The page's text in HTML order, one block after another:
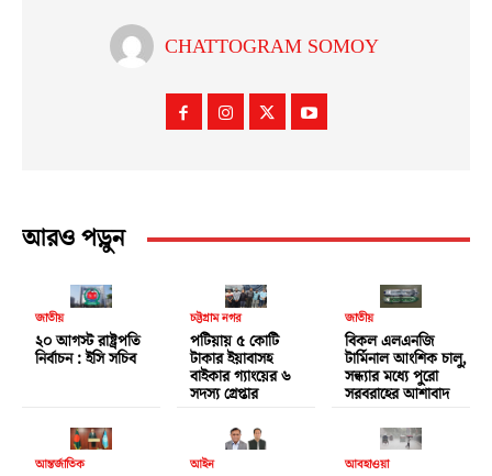
CHATTOGRAM SOMOY
আরও পড়ুন
জাতীয়
২০ আগস্ট রাষ্ট্রপতি
নির্বাচন : ইসি সচিব
চট্টগ্রাম নগর
পটিয়ায় ৫ কোটি
টাকার ইয়াবাসহ
বাইকার গ্যাংয়ের ৬
সদস্য গ্রেপ্তার
জাতীয়
বিকল এলএনজি
টার্মিনাল আংশিক চালু,
সন্ধ্যার মধ্যে পুরো
সরবরাহের আশাবাদ
আন্তর্জাতিক আইন আবহাওয়া